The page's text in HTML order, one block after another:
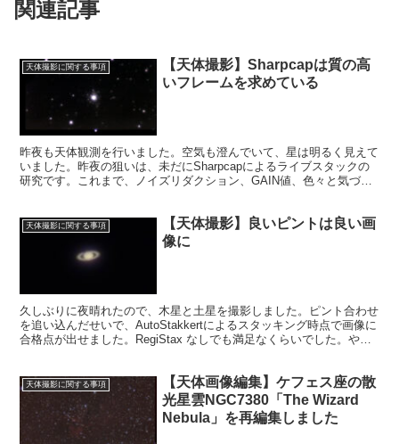
関連記事
天体撮影に関する事項
【天体撮影】Sharpcapは質の高
いフレームを求めている
昨夜も天体観測を行いました。空気も澄んでいて、星は明るく見えて
いました。昨夜の狙いは、未だにSharpcapによるライブスタックの
研究です。これまで、ノイズリダクション、GAIN値、色々と気づき
天体撮影に関する事項
【天体撮影】良いピントは良い画
像に
久しぶりに夜晴れたので、木星と土星を撮影しました。ピント合わせ
を追い込んだせいで、AutoStakkertによるスタッキング時点で画像に
合格点が出せました。RegiStax なしでも満足なくらいでした。やは
天体撮影に関する事項
【天体画像編集】ケフェス座の散
光星雲NGC7380「The Wizard
Nebula」を再編集しました